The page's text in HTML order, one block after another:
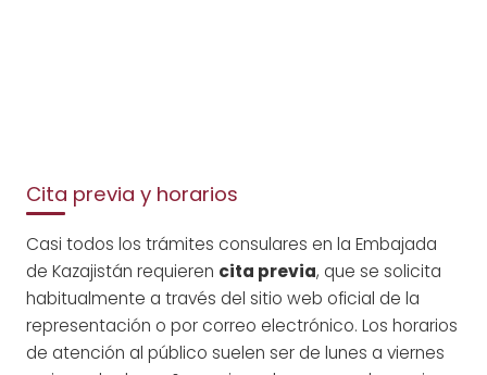
Cita previa y horarios
Casi todos los trámites consulares en la Embajada
de Kazajistán requieren cita previa, que se solicita
habitualmente a través del sitio web oficial de la
representación o por correo electrónico. Los horarios
de atención al público suelen ser de lunes a viernes